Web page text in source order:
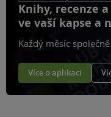
Knihy, recenze
ve vaší kapse a
Každý měsíc
Více o aplikaci